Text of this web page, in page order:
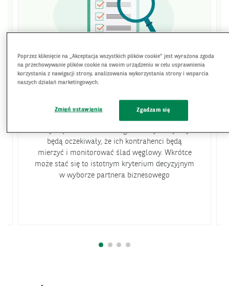
Uwarunkowania prawne i biznesowe
dyrektywą CSRD1(Corporate Sustainability
Reporting Directive) - przygotowywać raporty
dotyczące zrównoważonego rozwoju. Te firmy
będą oczekiwały, że ich kontrahenci będą
mierzyć i monitorować ślad węglowy. Wkrótce
może stać się to istotnym kryterium decyzyjnym
w wyborze partnera biznesowego
Poprzez kliknięcie na „Akceptacja wszystkich plików cookie” jest wyrażona zgoda
na przechowywanie plików cookie na swoim urządzeniu w celu usprawnienia
korzystania z nawigacji strony, analizowania wykorzystania strony i wsparcia
naszych działań marketingowych.
Zmień ustawienia Zgadzam się